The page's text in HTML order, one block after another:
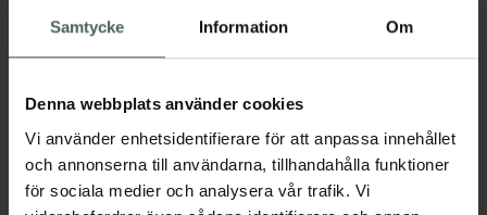
Samtycke Information Om
Denna webbplats använder cookies
Vi använder enhetsidentifierare för att anpassa innehållet
och annonserna till användarna, tillhandahålla funktioner
för sociala medier och analysera vår trafik. Vi
Köp via ditt recept
Aktuella erbjudanden